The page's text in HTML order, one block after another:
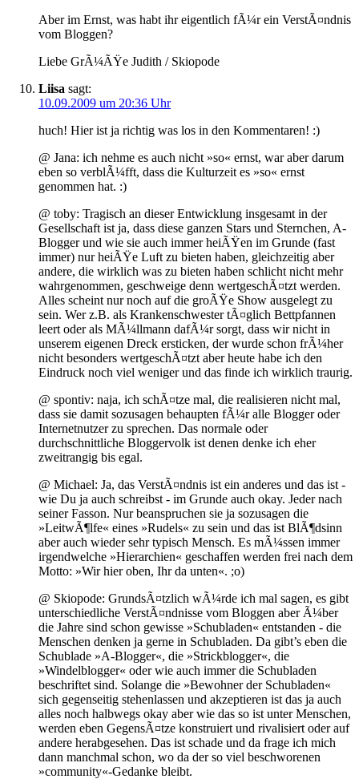
Aber im Ernst, was habt ihr eigentlich fÃ¼r ein VerstÃ¤ndnis
vom Bloggen?
Liebe GrÃ¼ÃŸe Judith / Skiopode
Liisa sagt:
10.09.2009 um 20:36 Uhr
huch! Hier ist ja richtig was los in den Kommentaren! :)
@ Jana: ich nehme es auch nicht »so« ernst, war aber darum
eben so verblÃ¼fft, dass die Kulturzeit es »so« ernst
genommen hat. :)
@ toby: Tragisch an dieser Entwicklung insgesamt in der
Gesellschaft ist ja, dass diese ganzen Stars und Sternchen, A-
Blogger und wie sie auch immer heiÃŸen im Grunde (fast
immer) nur heiÃŸe Luft zu bieten haben, gleichzeitig aber
andere, die wirklich was zu bieten haben schlicht nicht mehr
wahrgenommen, geschweige denn wertgeschÃ¤tzt werden.
Alles scheint nur noch auf die groÃŸe Show ausgelegt zu
sein. Wer z.B. als Krankenschwester tÃ¤glich Bettpfannen
leert oder als MÃ¼llmann dafÃ¼r sorgt, dass wir nicht in
unserem eigenen Dreck ersticken, der wurde schon frÃ¼her
nicht besonders wertgeschÃ¤tzt aber heute habe ich den
Eindruck noch viel weniger und das finde ich wirklich traurig.
@ spontiv: naja, ich schÃ¤tze mal, die realisieren nicht mal,
dass sie damit sozusagen behaupten fÃ¼r alle Blogger oder
Internetnutzer zu sprechen. Das normale oder
durchschnittliche Bloggervolk ist denen denke ich eher
zweitrangig bis egal.
@ Michael: Ja, das VerstÃ¤ndnis ist ein anderes und das ist -
wie Du ja auch schreibst - im Grunde auch okay. Jeder nach
seiner Fasson. Nur beanspruchen sie ja sozusagen die
»LeitwÃ¶lfe« eines »Rudels« zu sein und das ist BlÃ¶dsinn
aber auch wieder sehr typisch Mensch. Es mÃ¼ssen immer
irgendwelche »Hierarchien« geschaffen werden frei nach dem
Motto: »Wir hier oben, Ihr da unten«. ;o)
@ Skiopode: GrundsÃ¤tzlich wÃ¼rde ich mal sagen, es gibt
unterschiedliche VerstÃ¤ndnisse vom Bloggen aber Ã¼ber
die Jahre sind schon gewisse »Schubladen« entstanden - die
Menschen denken ja gerne in Schubladen. Da gibt’s eben die
Schublade »A-Blogger«, die »Strickblogger«, die
»Windelblogger« oder wie auch immer die Schubladen
beschriftet sind. Solange die »Bewohner der Schubladen«
sich gegenseitig stehenlassen und akzeptieren ist das ja auch
alles noch halbwegs okay aber wie das so ist unter Menschen,
werden eben GegensÃ¤tze konstruiert und rivalisiert oder auf
andere herabgesehen. Das ist schade und da frage ich mich
dann manchmal schon, wo da der so viel beschworenen
»community«-Gedanke bleibt.